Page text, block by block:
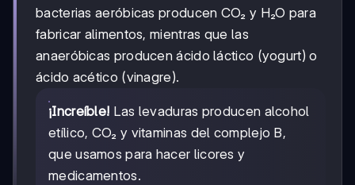
bacterias aeróbicas producen CO₂ y H₂O para
fabricar alimentos, mientras que las
anaeróbicas producen ácido láctico (yogurt) o
ácido acético (vinagre).
¡Increíble! Las levaduras producen alcohol
etílico, CO₂ y vitaminas del complejo B,
que usamos para hacer licores y
medicamentos.